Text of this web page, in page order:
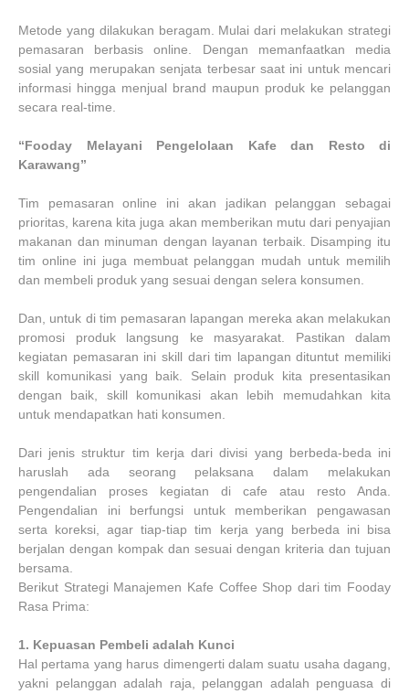
Metode yang dilakukan beragam. Mulai dari melakukan strategi
pemasaran berbasis online. Dengan memanfaatkan media
sosial yang merupakan senjata terbesar saat ini untuk mencari
informasi hingga menjual brand maupun produk ke pelanggan
secara real-time.
“Fooday Melayani Pengelolaan Kafe dan Resto di
Karawang”
Tim pemasaran online ini akan jadikan pelanggan sebagai
prioritas, karena kita juga akan memberikan mutu dari penyajian
makanan dan minuman dengan layanan terbaik. Disamping itu
tim online ini juga membuat pelanggan mudah untuk memilih
dan membeli produk yang sesuai dengan selera konsumen.
Dan, untuk di tim pemasaran lapangan mereka akan melakukan
promosi produk langsung ke masyarakat. Pastikan dalam
kegiatan pemasaran ini skill dari tim lapangan dituntut memiliki
skill komunikasi yang baik. Selain produk kita presentasikan
dengan baik, skill komunikasi akan lebih memudahkan kita
untuk mendapatkan hati konsumen.
Dari jenis struktur tim kerja dari divisi yang berbeda-beda ini
haruslah ada seorang pelaksana dalam melakukan
pengendalian proses kegiatan di cafe atau resto Anda.
Pengendalian ini berfungsi untuk memberikan pengawasan
serta koreksi, agar tiap-tiap tim kerja yang berbeda ini bisa
berjalan dengan kompak dan sesuai dengan kriteria dan tujuan
bersama.
Berikut Strategi Manajemen Kafe Coffee Shop dari tim Fooday
Rasa Prima:
1. Kepuasan Pembeli adalah Kunci
Hal pertama yang harus dimengerti dalam suatu usaha dagang,
yakni pelanggan adalah raja, pelanggan adalah penguasa di